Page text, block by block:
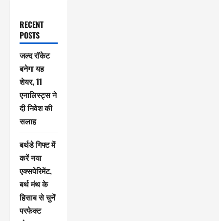
RECENT
POSTS
जल्द रॉकेट
बनेगा यह
शेयर, 11
एनालिस्ट्स ने
दी निवेश की
सलाह
बर्थडे गिफ्ट में
करें नया
एक्सपेरिमेंट,
बर्थ मंथ के
हिसाब से चुनें
परफेक्ट